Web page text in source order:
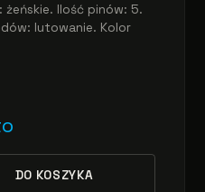
żeńskie. Ilość pinów: 5.
lutowanie. Kolor
DO KOSZYKA